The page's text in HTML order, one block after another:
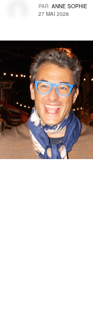
PAR ANNE SOPHIE
27 MAI 2026